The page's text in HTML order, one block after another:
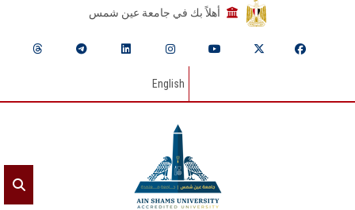
أهلاً بك في جامعة عين شمس
English